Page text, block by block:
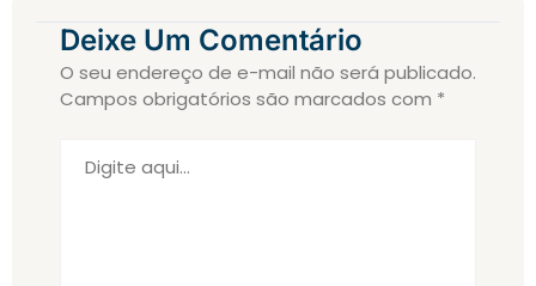
Deixe Um Comentário
O seu endereço de e-mail não será publicado.
Campos obrigatórios são marcados com *
aqui...